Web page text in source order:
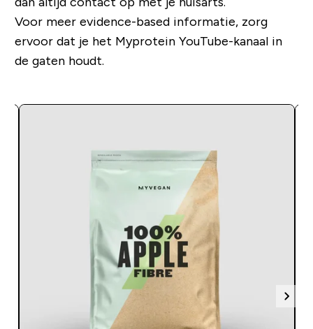
Voor meer evidence-based informatie, zorg
ervoor dat je het Myprotein YouTube-kanaal in
de gaten houdt.